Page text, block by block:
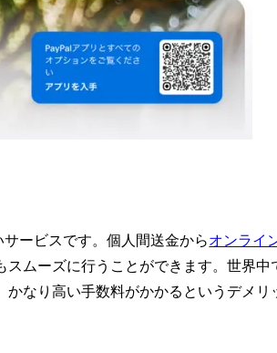
ービスです。個人間送金からオンライ
ムーズに行うことができます。世界
なり高い手数料がかかるというデメリ